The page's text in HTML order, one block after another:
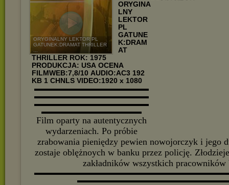
ORYGINALNY LEKTOR PL
GATUNEK:DRAMAT THRILLER
ORYGINA
LNY
LEKTOR
PL
GATUNE
K:DRAM
AT
THRILLER ROK: 1975
PRODUKCJA: USA OCENA
FILMWEB:7,8/10 AUDIO:AC3 192
KB 1 CHNLS VIDEO:1920 x 1080
▬▬▬▬▬▬▬▬▬▬▬▬▬▬▬▬
▬▬▬▬▬▬▬▬▬▬▬▬▬▬▬▬
▬▬▬▬▬▬▬▬▬▬▬▬▬▬▬▬
▬▬▬▬▬▬▬▬▬▬▬▬▬▬
Film oparty na autentycznych
wydarzeniach. Po próbie
zrabowania pieniędzy pewien nowojorczyk i jego
zostaje oblężnoych w banku przez policję.
zakładników wszystkich pracowników